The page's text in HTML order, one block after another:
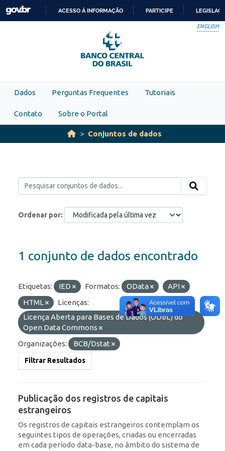
Skip to main content
PARA
O
CONTEÚDO
ACESSO À INFORMAÇÃO PARTICIPE
ENGLISH
Dados Perguntas Frequentes Tutoriais
Contato Sobre o Portal
Conjuntos de dados
Ordenar por
1 conjunto de dados encontrado
Etiquetas: IED Formatos: OData
API
HTML
Licenças:
Licença Aberta para Bases de Dados (ODbL) do
Open Data Commons
Organizações:
BCB/Dstat
Filtrar Resultados
Publicação dos registros de capitais
estrangeiros
Os registros de capitais estrangeiros contemplam os
seguintes tipos de operações, criadas ou encerradas
em cada período data-base, no âmbito do sistema de